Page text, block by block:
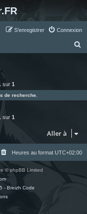
Connexion
S’enregistrer
e
r
sur 1
de recherche.
sur 1
Aller à
Heures au format UTC+02:00
© phpBB Limited
- Breizh Code